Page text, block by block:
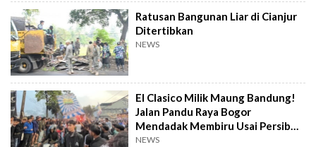
Ratusan Bangunan Liar di Cianjur
Ditertibkan
NEWS
El Clasico Milik Maung Bandung!
Jalan Pandu Raya Bogor
Mendadak Membiru Usai Persib
Libas Persija
NEWS